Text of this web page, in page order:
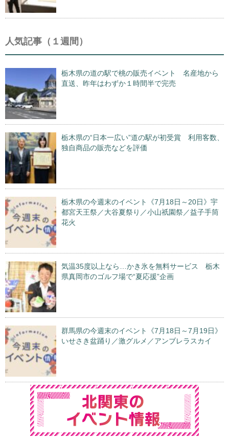
人気記事（１週間）
栃木県の道の駅で桃の販売イベント 名産地から
直送、昨年はわずか１時間半で完売
栃木県の“日本一広い”道の駅が初受賞 利用客数、
独自商品の販売などを評価
栃木県の今週末のイベント《7月18日～20日》宇
都宮天王祭／大谷夏祭り／小山祇園祭／益子手筒
花火
気温35度以上なら…かき氷を無料サービス 栃木
県真岡市のゴルフ場で“夏応援”企画
群馬県の今週末のイベント《7月18日～7月19日》
いせさき盆踊り／激グルメ／アンブレラスカイ